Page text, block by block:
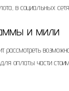
в социальных
и мили
рассмотреть
оплаты части